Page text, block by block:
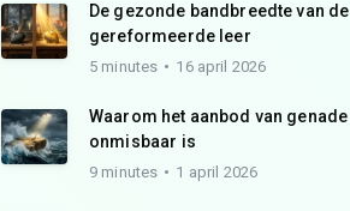
De gezonde bandbreedte van de
gereformeerde leer
5 minutes 16 april 2026
Waarom het aanbod van genade
onmisbaar is
9 minutes 1 april 2026